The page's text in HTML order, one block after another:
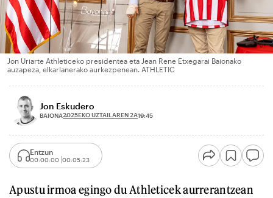
Jon Uriarte Athleticeko presidentea eta Jean Rene Etxegarai Baionako
auzapeza, elkarlanerako aurkezpenean. ATHLETIC
Jon Eskudero
BAIONA2025EKO UZTAILAREN 2A19:45
Entzun
00:00:00 00:05:23
Apustu irmoa egingo du Athleticek aurrerantzean